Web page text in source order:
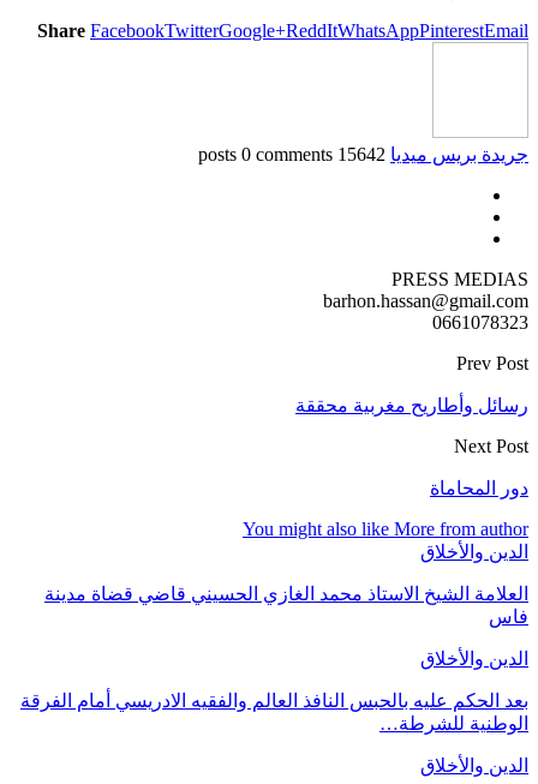
Share FacebookTwitterGoogle+ReddItWhatsAppPinterestEmail
جريدة بريس ميديا 15642 posts
0 comments
PRESS MEDIAS
barhon.hassan@gmail.com
0661078323
Prev Post
رسائل وأطاريح مغربية محققة
Next Post
دور المحاماة
You might also like More from author
الدين والأخلاق
العلامة الشيخ الاستاذ محمد الغازي الحسيني قاضي قضاة مدينة
فاس
الدين والأخلاق
بعد الحكم عليه بالحبس النافذ العالم والفقيه الادريسي أمام الفرقة
الوطنية للشرطة…
الدين والأخلاق